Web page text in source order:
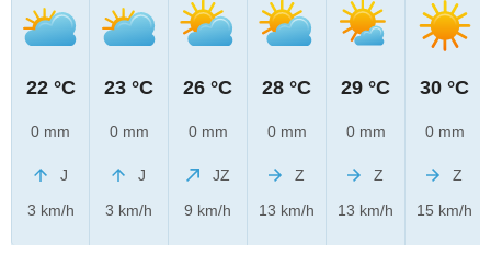
22 °C
0 mm
J
3 km/h
23 °C
0 mm
J
3 km/h
26 °C
0 mm
JZ
9 km/h
28 °C
0 mm
Z
13 km/h
29 °C
0 mm
Z
13 km/h
30 °C
0 mm
Z
15 km/h